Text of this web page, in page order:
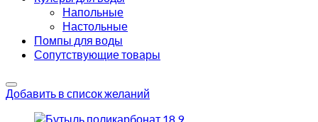
Напольные
Настольные
Помпы для воды
Сопутствующие товары
Добавить в список желаний